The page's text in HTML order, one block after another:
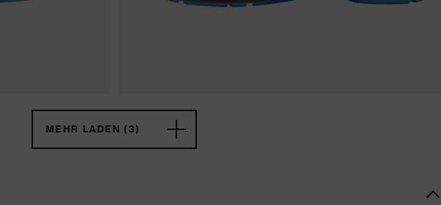
MEHR LADEN (3)